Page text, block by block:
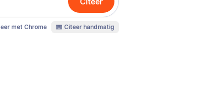
met Chrome Citeer handmatig